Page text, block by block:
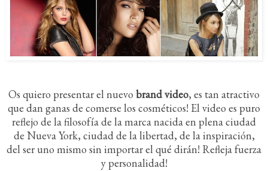
Os quiero presentar el nuevo brand video, es tan atractivo
que dan ganas de comerse los cosméticos! El video es puro
reflejo de la filosofía de la marca nacida en plena ciudad
de Nueva York, ciudad de la libertad, de la inspiración,
del ser uno mismo sin importar el qué dirán! Refleja fuerza
y personalidad!